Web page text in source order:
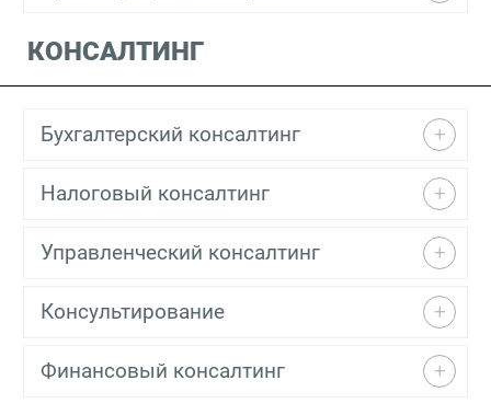
КОНСАЛТИНГ
Бухгалтерский консалтинг
Налоговый консалтинг
Управленческий консалтинг
Консультирование
Финансовый консалтинг